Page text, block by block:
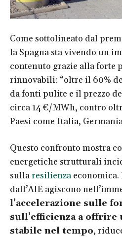
Come sottolineato dal
la Spagna sta vivendo un
contenuto grazie alla forte
rinnovabili: “oltre il 60%
da fonti pulite e il prezzo
circa 14 €/MWh, contro
Paesi come Italia,
Questo confronto mostra
energetiche strutturali
sullaresilienza
dall’AIE agiscono
l’accelerazione sulle
sull’efficienza a
stabile nel tempo,